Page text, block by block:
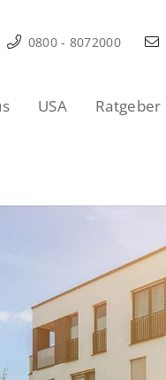
0800 - 8072000
USA Ratgeber